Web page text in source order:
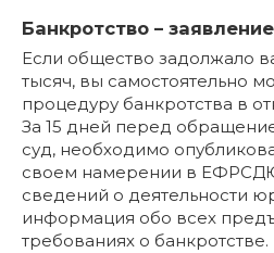
Банкротство –
Если общество задолжало
тысяч, вы самостоятельно
процедуру банкротства в
За 15 дней перед
суд, необходимо
своем намерении в
сведений о деятельности
информация обо всех
требованиях о банкротстве.